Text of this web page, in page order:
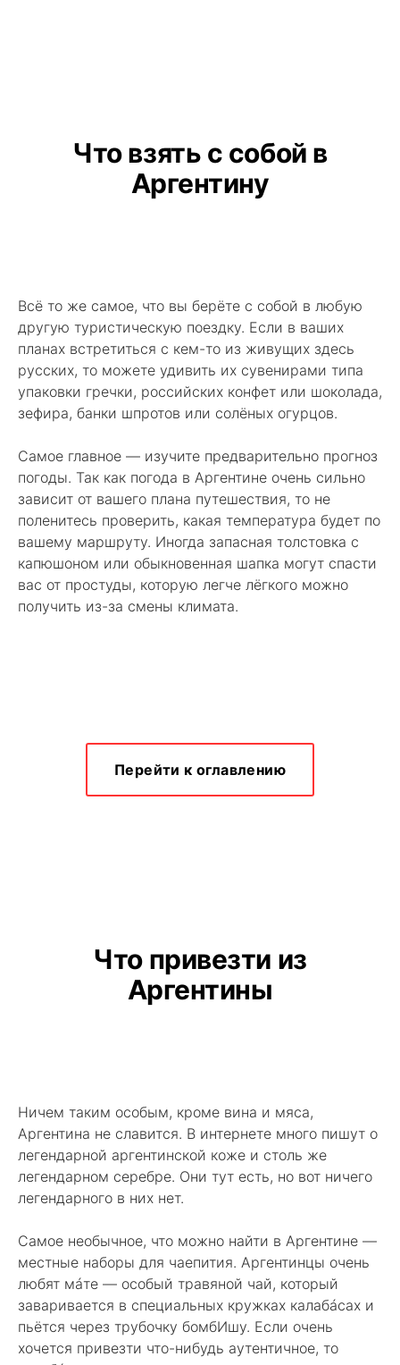
Что взять с собой в
Аргентину
Всё то же самое, что вы берёте с собой в любую
другую туристическую поездку. Если в ваших
планах встретиться с кем-то из живущих здесь
русских, то можете удивить их сувенирами типа
упаковки гречки, российских конфет или шоколада,
зефира, банки шпротов или солёных огурцов.
Самое главное — изучите предварительно прогноз
погоды. Так как погода в Аргентине очень сильно
зависит от вашего плана путешествия, то не
поленитесь проверить, какая температура будет по
вашему маршруту. Иногда запасная толстовка с
капюшоном или обыкновенная шапка могут спасти
вас от простуды, которую легче лёгкого можно
получить из-за смены климата.
Перейти к оглавлению
Что привезти из
Аргентины
Ничем таким особым, кроме вина и мяса,
Аргентина не славится. В интернете много пишут о
легендарной аргентинской коже и столь же
легендарном серебре. Они тут есть, но вот ничего
легендарного в них нет.
Самое необычное, что можно найти в Аргентине —
местные наборы для чаепития. Аргентинцы очень
любят мáте — особый травяной чай, который
заваривается в специальных кружках калабáсах и
пьётся через трубочку бомбИшу. Если очень
хочется привезти что-нибудь аутентичное, то